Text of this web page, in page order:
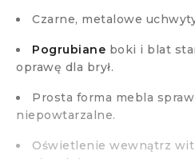
Czarne, metalowe
Pogrubiane boki i blat
oprawę dla brył.
Prosta forma mebla
niepowtarzalne.
Oświetlenie wewnątrz